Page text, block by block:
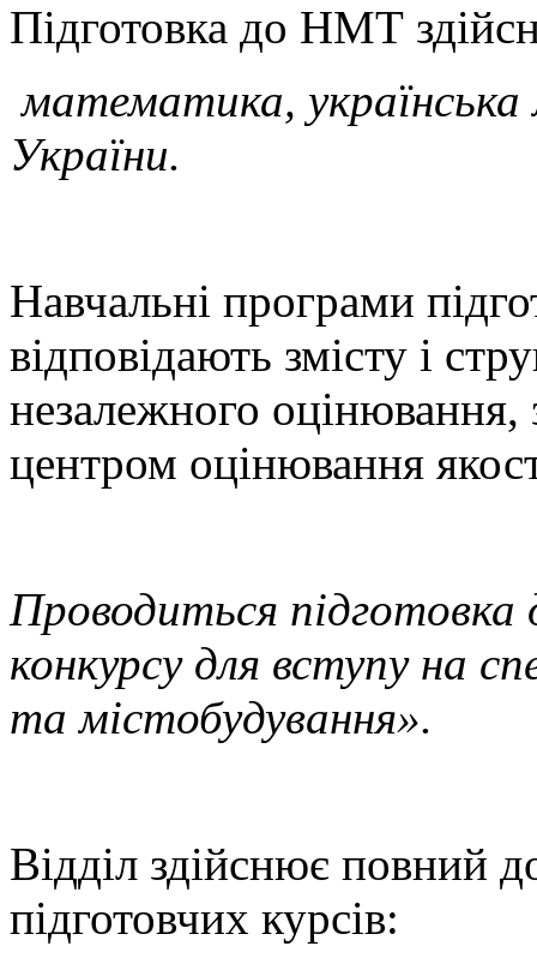
Підготовка до НМТ
математика, українська
України.
Навчальні програми
відповідають змісту і
незалежного
центром оцінювання
Проводиться підготовка
конкурсу для вступу на
та містобудування».
Відділ здійснює повний
підготовчих курсів: